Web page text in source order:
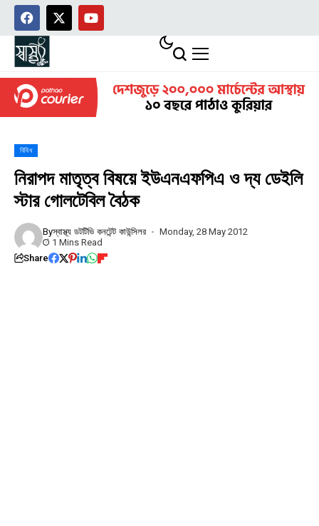
বিবিধ
নিরাপদ মাতৃত্ব বিষয়ে ইউএনএফপিএ ও দ্য ডেইলি
স্টার গোলটেবিল বৈঠক
Byস্বাস্থ্য ডটটিভি কনটেন্ট কাউন্সিলর
Monday, 28 May 2012
1 Mins Read
Share